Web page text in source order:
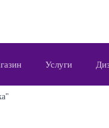
Услуги